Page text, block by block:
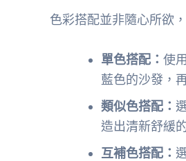
色彩搭配並非隨心所欲
單色搭配： 使
藍色的沙發，
類似色搭配：
造出清新舒緩
互補色搭配：